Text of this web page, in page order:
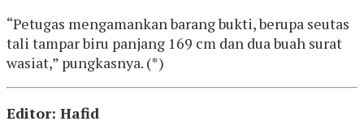
“Petugas mengamankan barang bukti, berupa seutas
tali tampar biru panjang 169 cm dan dua buah surat
wasiat,” pungkasnya. (*)
Editor: Hafid